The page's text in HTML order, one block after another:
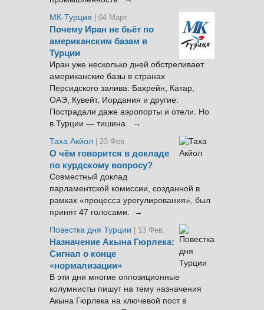
МК-Турция
| 04 Март
Почему Иран не бьёт по
американским базам в
Турции
Иран уже несколько дней обстреливает
американские базы в странах
Персидского залива: Бахрейн, Катар,
ОАЭ, Кувейт, Иордания и другие.
Пострадали даже аэропорты и отели. Но
в Турции — тишина. →
Таха Акйол | 23 Фев.
О чём говорится в докладе
по курдскому вопросу?
Совместный доклад
парламентской комиссии, созданной в
рамках «процесса урегулирования», был
принят 47 голосами. →
Повестка дня Турции
| 13 Фев.
Назначение Акына Гюрлека:
Сигнал о конце
«нормализации»
В эти дни многие оппозиционные
колумнисты пишут на тему назначения
Акына Гюрлека на ключевой пост в